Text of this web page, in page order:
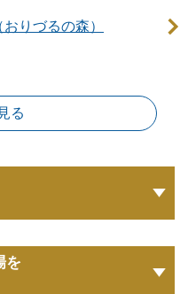
りづるの森）
る
を